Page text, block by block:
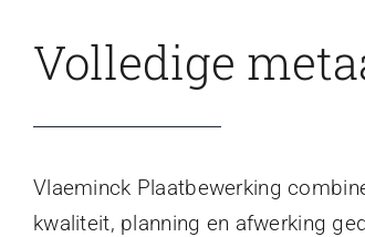
Volledige
Vlaeminck Plaatbewerking
kwaliteit, planning en afwerking